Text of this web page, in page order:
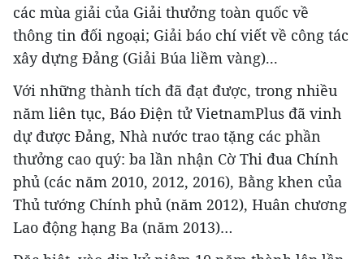
các mùa giải của Giải thưởng toàn quốc về
thông tin đối ngoại; Giải báo chí viết về công tác
xây dựng Đảng (Giải Búa liềm vàng)...
Với những thành tích đã đạt được, trong nhiều
năm liên tục, Báo Điện tử VietnamPlus đã vinh
dự được Đảng, Nhà nước trao tặng các phần
thưởng cao quý: ba lần nhận Cờ Thi đua Chính
phủ (các năm 2010, 2012, 2016), Bằng khen của
Thủ tướng Chính phủ (năm 2012), Huân chương
Lao động hạng Ba (năm 2013)…